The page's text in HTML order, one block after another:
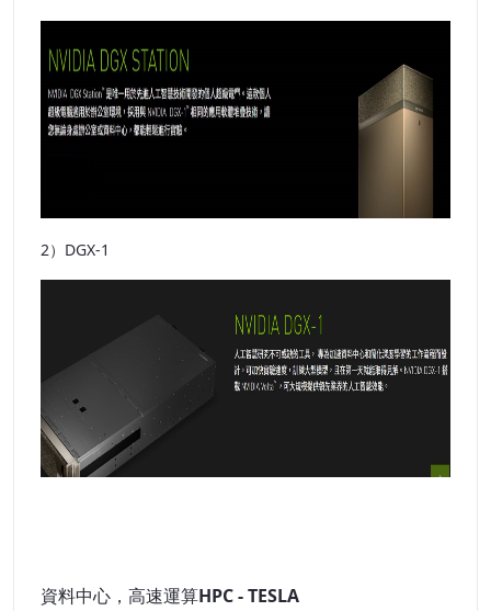
2）DGX-1
資料中心，高速運算HPC - TESLA